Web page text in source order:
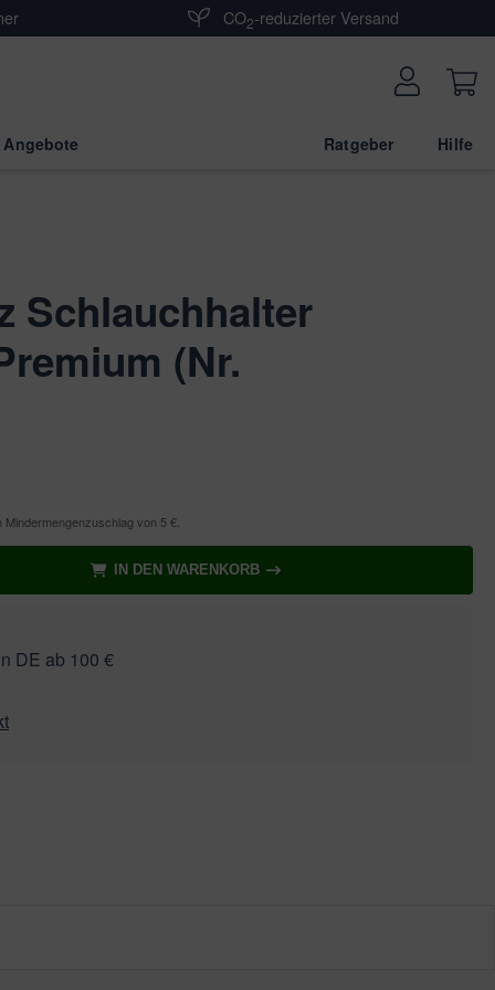
CO2-reduzierter Versand
Angebote Ratgeber Hilfe
Schlauchhalter
(Nr.
von 5 €.
IN DEN WARENKORB
DE ab 100 €